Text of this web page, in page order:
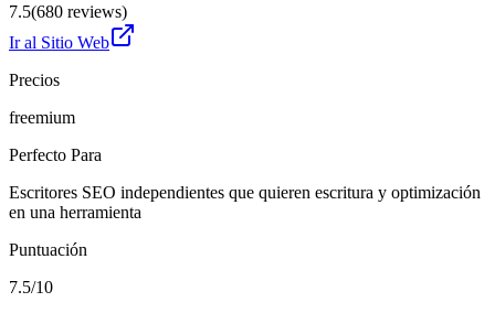
7.5(680 reviews)
Ir al Sitio Web
Precios
freemium
Perfecto Para
Escritores SEO independientes que quieren escritura y optimización
en una herramienta
Puntuación
7.5/10